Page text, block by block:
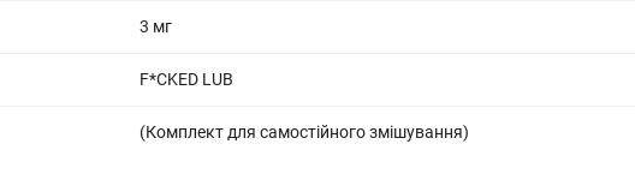
3 мг
F*CKED LUB
(Комплект для самостійного змішування)